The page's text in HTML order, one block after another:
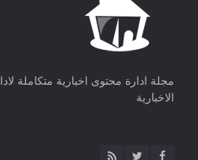
مجلة ادارة محتوى اخبارية متكاملة
الاخبارية